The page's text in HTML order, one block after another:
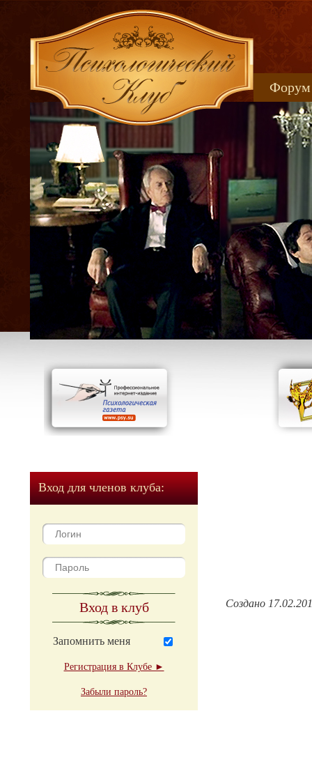
Форум
Вход для членов клуба:
Вход в клуб
Запомнить меня
Регистрация в Клубе ►
Забыли пароль?
Создано